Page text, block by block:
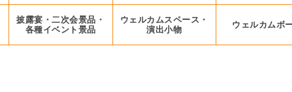
披露宴・二次会景品・
各種イベント景品
ウェルカムスペース・
演出小物
ウェルカムボ